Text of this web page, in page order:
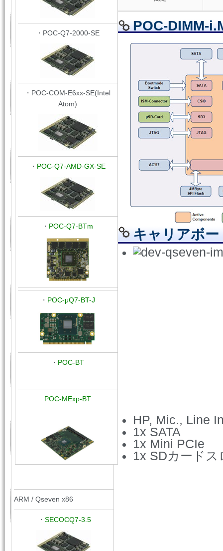
・POC-Q7-2000-SE
・POC-COM-E6xx-SE(Intel
Atom)
・ POC-Q7-AMD-GX-SE
・ POC-Q7-BTm
・ POC-μQ7-BT-J
・ POC-BT
POC-MExp-BT
ARM / Qseven x86
・SECOCQ7-3.5
POC-DIMM-
キャリアボー
HP, Mic., Line
1x SATA
1x Mini PCIe
1x SDカードス